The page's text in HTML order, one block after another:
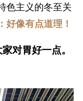
色主义的冬至关
好像有点道理！
对胃好一点。